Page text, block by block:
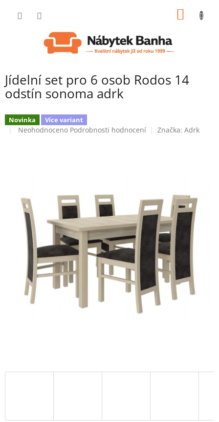
Jídelní set pro 6 osob Rodos 14
odstín sonoma adrk
Novinka Více variant
Průměrné
Neohodnoceno Podrobnosti hodnocení Značka: Adrk